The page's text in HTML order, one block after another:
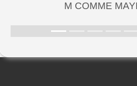
M COMME MAYENNE